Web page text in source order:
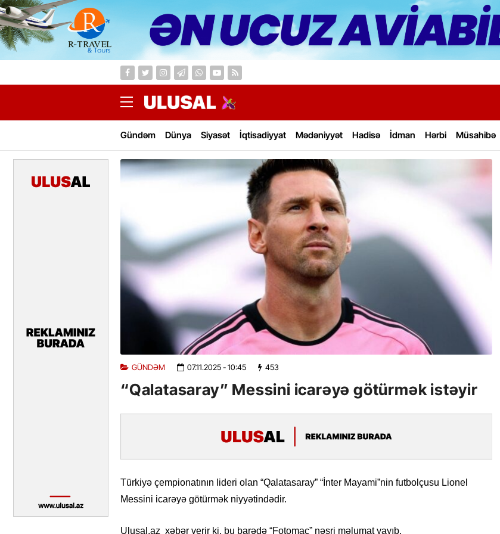
Gündəm Dünya Siyasət İqtisadiyyat Mədəniyyət Hadisə İdman Hərbi Müsahibə
GÜNDƏM 07.11.2025- 10:45 453
“Qalatasaray” Messini icarəyə götürmək istəyir
Türkiyə çempionatının lideri olan “Qalatasaray” “İnter Mayami”nin futbolçusu Lionel
Messini icarəyə götürmək niyyətindədir.
Ulusal.az xəbər verir ki, bu barədə “Fotomac” nəşri məlumat yayıb.